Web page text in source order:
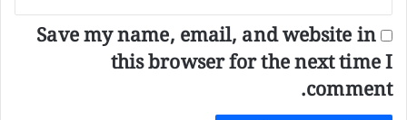
Save my name, email, and website in
this browser for the next time I
comment.